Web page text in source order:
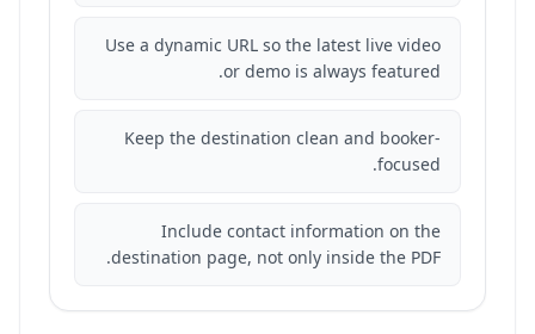
Use a dynamic URL so the latest live video
or demo is always featured.
Keep the destination clean and booker-
focused.
Include contact information on the
destination page, not only inside the PDF.